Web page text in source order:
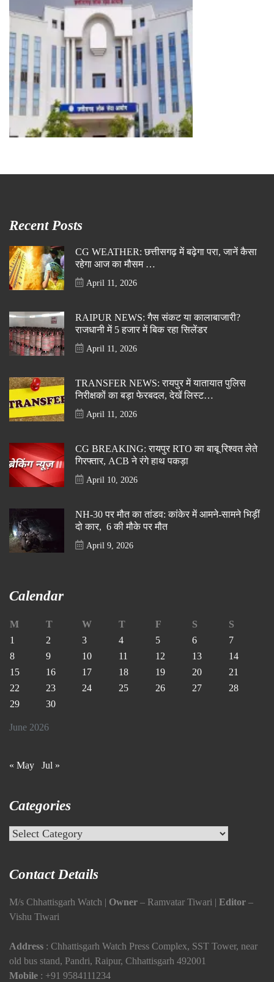
Recent Posts
CG WEATHER: छत्तीसगढ़ में बढ़ेगा परा, जानें कैसा
रहेगा आज का मौसम …
April 11, 2026
RAIPUR NEWS: गैस संकट या कालाबाजारी?
राजधानी में 5 हजार में बिक रहा सिलेंडर
April 11, 2026
TRANSFER NEWS: रायपुर में यातायात पुलिस
निरीक्षकों का बड़ा फेरबदल, देखें लिस्ट…
April 11, 2026
CG BREAKING: रायपुर RTO का बाबू रिश्वत लेते
गिरफ्तार, ACB ने रंगे हाथ पकड़ा
April 10, 2026
NH-30 पर मौत का तांडव: कांकेर में आमने-सामने भिड़ीं
दो कार, 6 की मौके पर मौत
April 9, 2026
Calendar
June 2026
M T W T F S
S
1
2 3 4 5 6
7
8
9 10 11 12 13
14
15
16 17 18 19 20
21
22
23 24 25 26 27
28
29
30
« May Jul »
Categories
Categories
Contact Details
M/s Chhattisgarh Watch | Owner – Ramvatar Tiwari | Editor –
Vishu Tiwari
Address : Chhattisgarh Watch Press Complex, SST Tower, near
old bus stand, Pandri, Raipur, Chhattisgarh 492001
Mobile : +91 9584111234